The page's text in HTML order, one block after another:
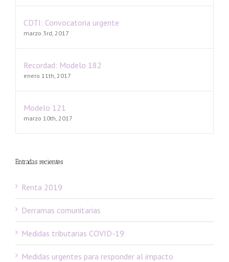
CDTI: Convocatoria urgente
marzo 3rd, 2017
Recordad: Modelo 182
enero 11th, 2017
Modelo 121
marzo 10th, 2017
Entradas recientes
Renta 2019
Derramas comunitarias
Medidas tributarias COVID-19
Medidas urgentes para responder al impacto